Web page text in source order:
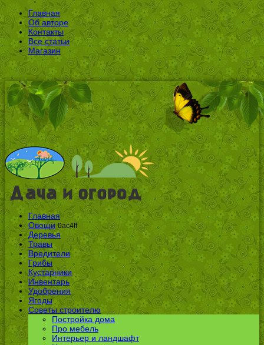
Главная
Об авторе
Контакты
Все статьи
Магазин
Главная
Овощи 0ac4ff
Деревья
Травы
Вредители
Грибы
Кустарники
Инвентарь
Удобрения
Ягоды
Советы строителю
Постройка дома
Про мебель
Интерьер и ландшафт